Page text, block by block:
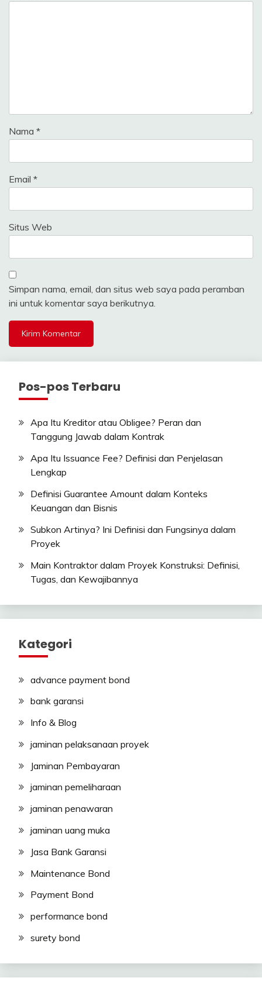
Nama *
Email *
Situs Web
Simpan nama, email, dan situs web saya pada peramban
ini untuk komentar saya berikutnya.
Pos-pos Terbaru
Apa Itu Kreditor atau Obligee? Peran dan
Tanggung Jawab dalam Kontrak
Apa Itu Issuance Fee? Definisi dan Penjelasan
Lengkap
Definisi Guarantee Amount dalam Konteks
Keuangan dan Bisnis
Subkon Artinya? Ini Definisi dan Fungsinya dalam
Proyek
Main Kontraktor dalam Proyek Konstruksi: Definisi,
Tugas, dan Kewajibannya
Kategori
advance payment bond
bank garansi
Info & Blog
jaminan pelaksanaan proyek
Jaminan Pembayaran
jaminan pemeliharaan
jaminan penawaran
jaminan uang muka
Jasa Bank Garansi
Maintenance Bond
Payment Bond
performance bond
surety bond